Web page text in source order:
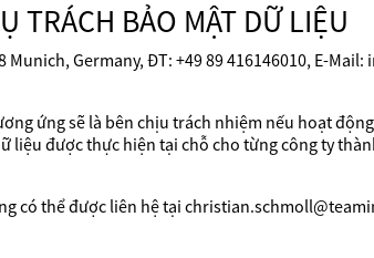
TRÁCH BẢO MẬT DỮ LIỆU
Germany, ĐT: +49 89 416146010, E-
ứng sẽ là bên chịu trách nhiệm nếu hoạt
được thực hiện tại chỗ cho từng công ty
có thể được liên hệ tại